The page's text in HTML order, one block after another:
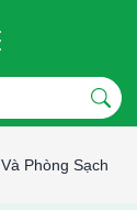
Phòng Sạch